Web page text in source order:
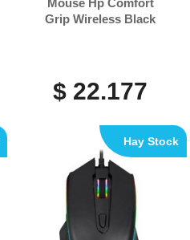
Mouse Hp Comfort
Grip Wireless Black
$ 22.177
Hay Stock